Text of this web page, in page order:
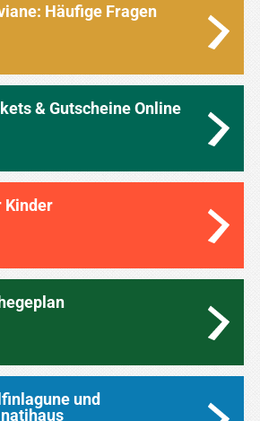
Häufige Fragen
& Gutscheine Online
Kinder
und